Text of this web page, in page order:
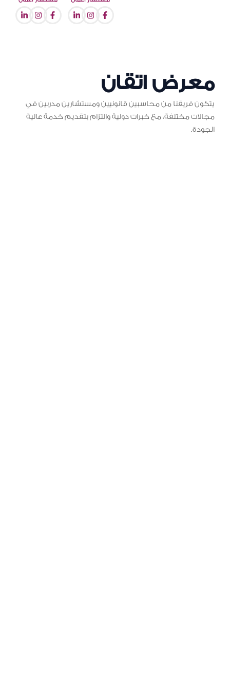
معرض اتقان
يتكون فريقنا من محاسبين قانونيين ومستشارين مدربين في
مجالات مختلفة، مع خبرات دولية والتزام بتقديم خدمة عالية
الجودة.